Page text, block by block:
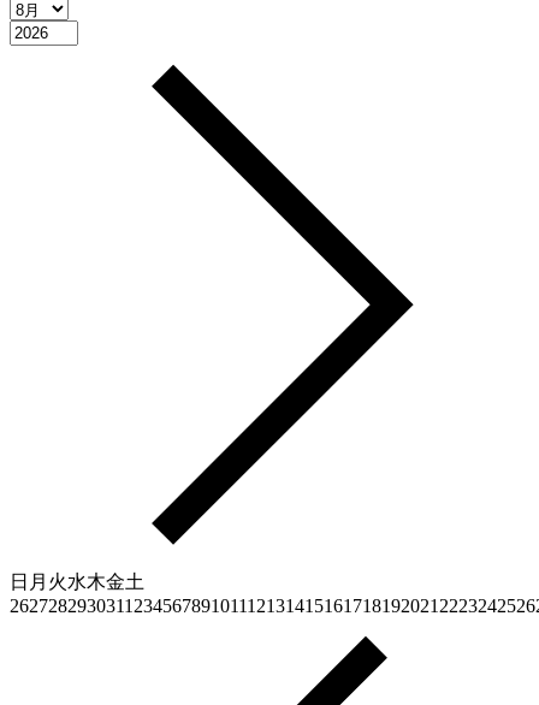
日 月 火水木金土
2627282930311 23456789101112131415161718192021 2223242526